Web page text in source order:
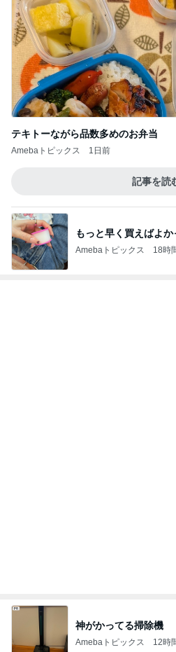
もっと早く買えばよ
Amebaトピックス 18時